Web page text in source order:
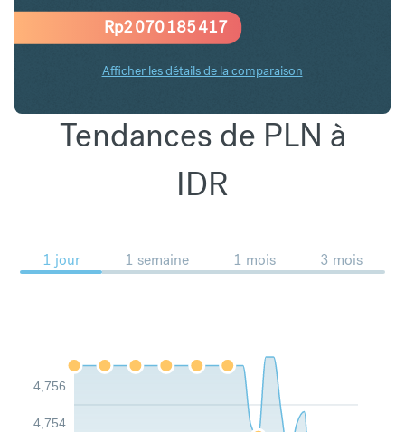
Rp2 070 185 417
Afficher les détails de la comparaison
Tendances de PLN à
IDR
1 jour 1 semaine 1 mois 3 mois
4,754
4,756